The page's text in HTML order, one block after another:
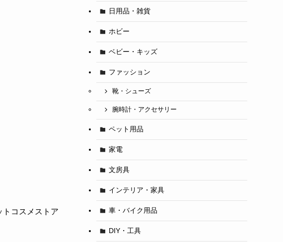
トコスメストア
日用品・雑貨
ホビー
ベビー・キッズ
ファッション
靴・シューズ
腕時計・アクセサリー
ペット用品
家電
文房具
インテリア・家具
車・バイク用品
DIY・工具